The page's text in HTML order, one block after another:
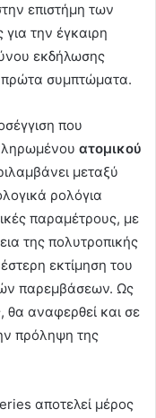
επιστήμη των
την έγκαιρη
εκδήλωσης
συμπτώματα.
που
ατομικού
μεταξύ
ρολόγια
παραμέτρους, με
της πολυτροπικής
εκτίμηση του
παρεμβάσεων. Ως
θα αναφερθεί και σε
πρόληψη της
αποτελεί μέρος